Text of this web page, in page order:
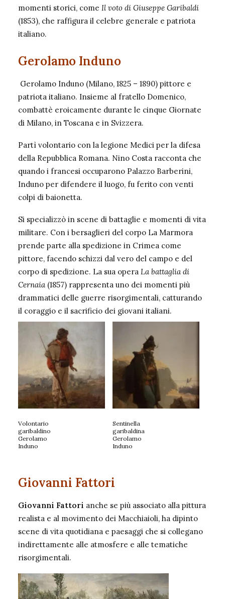
momenti storici, come Il voto di Giuseppe Garibaldi
(1853), che raffigura il celebre generale e patriota
italiano.
Gerolamo Induno
Gerolamo Induno (Milano, 1825 – 1890) pittore e
patriota italiano. Insieme al fratello Domenico,
combattè eroicamente durante le cinque Giornate
di Milano, in Toscana e in Svizzera.
Partì volontario con la legione Medici per la difesa
della Repubblica Romana. Nino Costa racconta che
quando i francesi occuparono Palazzo Barberini,
Induno per difendere il luogo, fu ferito con venti
colpi di baionetta.
Si specializzò in scene di battaglie e momenti di vita
militare. Con i bersaglieri del corpo La Marmora
prende parte alla spedizione in Crimea come
pittore, facendo schizzi dal vero del campo e del
corpo di spedizione. La sua opera La battaglia di
Cernaia (1857) rappresenta uno dei momenti più
drammatici delle guerre risorgimentali, catturando
il coraggio e il sacrificio dei giovani italiani.
Volontario
garibaldino
Gerolamo
Induno
Sentinella
garibaldina
Gerolamo
Induno
Giovanni Fattori
Giovanni Fattori anche se più associato alla pittura
realista e al movimento dei Macchiaioli, ha dipinto
scene di vita quotidiana e paesaggi che si collegano
indirettamente alle atmosfere e alle tematiche
risorgimentali.